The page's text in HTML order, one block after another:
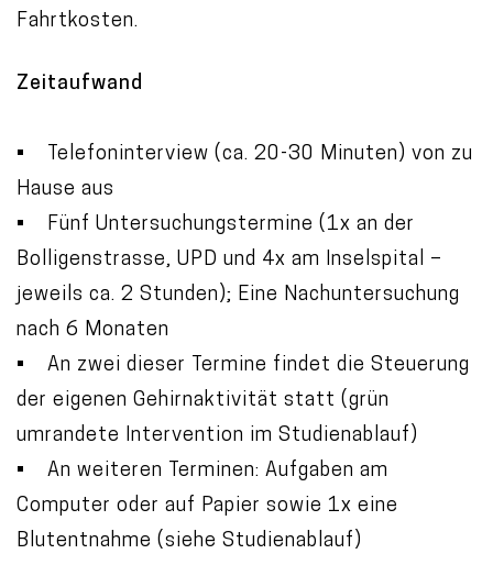
Fahrtkosten.
Zeitaufwand
• Telefoninterview (ca. 20-30 Minuten) von zu
Hause aus
• Fünf Untersuchungstermine (1x an der
Bolligenstrasse, UPD und 4x am Inselspital –
jeweils ca. 2 Stunden); Eine Nachuntersuchung
nach 6 Monaten
• An zwei dieser Termine findet die Steuerung
der eigenen Gehirnaktivität statt (grün
umrandete Intervention im Studienablauf)
• An weiteren Terminen: Aufgaben am
Computer oder auf Papier sowie 1x eine
Blutentnahme (siehe Studienablauf)